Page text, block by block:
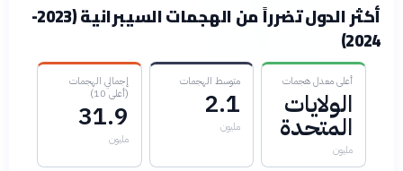
أكثر الدول تضرراً من الهجمات السيبرانية (2023-
2024)
أعلى معدل هجمات
الولايات
المتحدة
مليون
متوسط الهجمات
2.1
مليون
إجمالي الهجمات
(أعلى 10)
31.9
مليون